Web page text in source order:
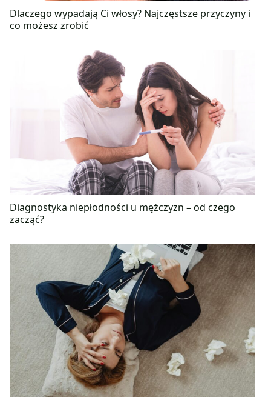
Dlaczego wypadają Ci włosy? Najczęstsze przyczyny i
co możesz zrobić
Diagnostyka niepłodności u mężczyzn – od czego
zacząć?